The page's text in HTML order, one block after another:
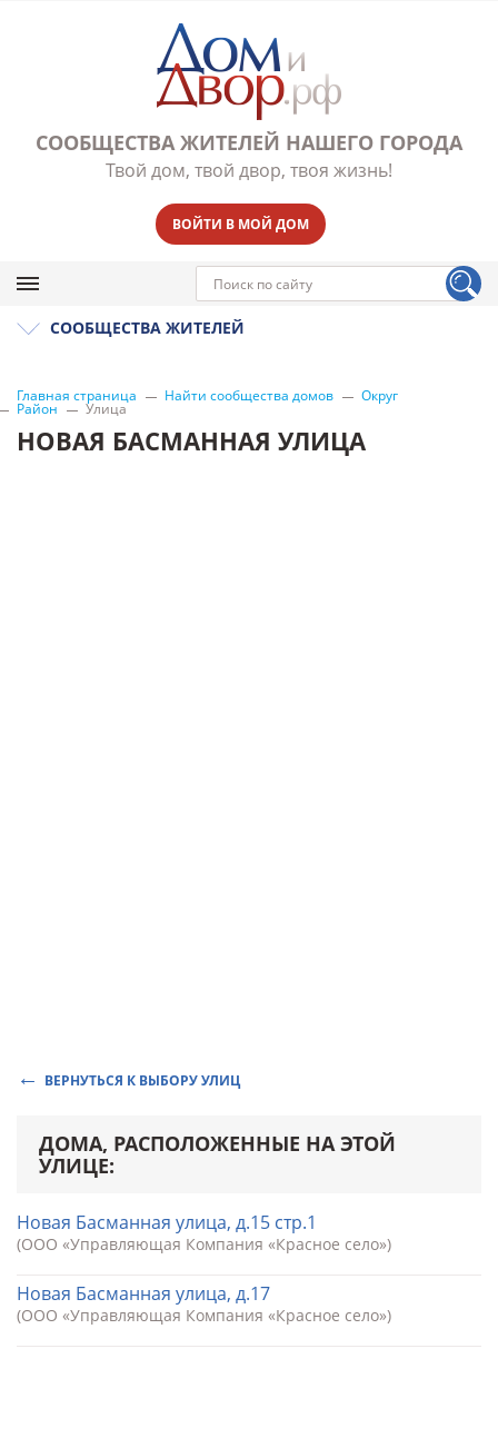
СООБЩЕСТВА ЖИТЕЛЕЙ НАШЕГО ГОРОДА
Твой дом, твой двор, твоя жизнь!
ВОЙТИ В МОЙ ДОМ
СООБЩЕСТВА ЖИТЕЛЕЙ
Главная страница Найти сообщества домов Округ
Район Улица
НОВАЯ БАСМАННАЯ УЛИЦА
ВЕРНУТЬСЯ К ВЫБОРУ УЛИЦ
ДОМА, РАСПОЛОЖЕННЫЕ НА ЭТОЙ
УЛИЦЕ:
Новая Басманная улица, д.15 стр.1
(ООО «Управляющая Компания «Красное село»)
Новая Басманная улица, д.17
(ООО «Управляющая Компания «Красное село»)